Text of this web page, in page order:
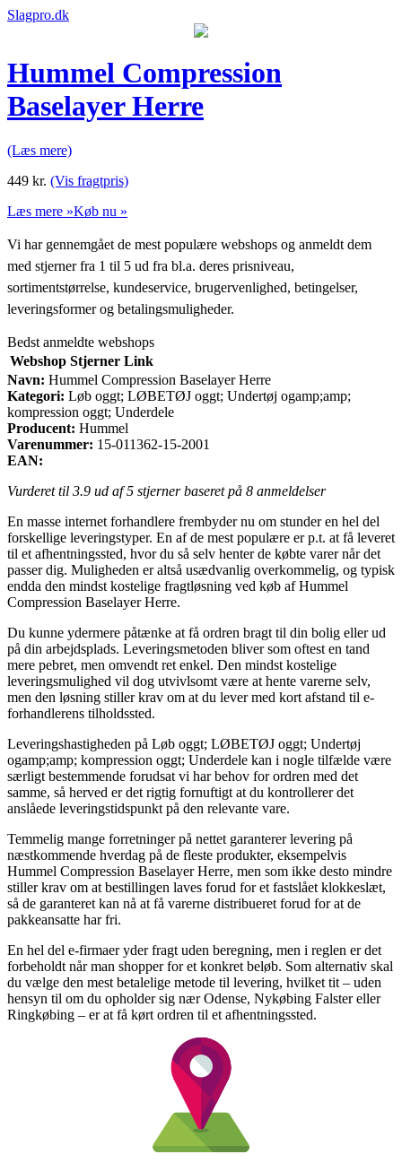
Slagpro.dk
Hummel Compression
Baselayer Herre
(Læs mere)
449 kr. (Vis fragtpris)
Læs mere »Køb nu »
Vi har gennemgået de mest populære webshops og anmeldt dem
med stjerner fra 1 til 5 ud fra bl.a. deres prisniveau,
sortimentstørrelse, kundeservice, brugervenlighed, betingelser,
leveringsformer og betalingsmuligheder.
Bedst anmeldte webshops
Webshop Stjerner Link
Navn: Hummel Compression Baselayer Herre
Kategori: Løb oggt; LØBETØJ oggt; Undertøj ogamp;amp;
kompression oggt; Underdele
Producent: Hummel
Varenummer: 15-011362-15-2001
EAN:
Vurderet til 3.9 ud af 5 stjerner baseret på 8 anmeldelser
En masse internet forhandlere frembyder nu om stunder en hel del
forskellige leveringstyper. En af de mest populære er p.t. at få leveret
til et afhentningssted, hvor du så selv henter de købte varer når det
passer dig. Muligheden er altså usædvanlig overkommelig, og typisk
endda den mindst kostelige fragtløsning ved køb af Hummel
Compression Baselayer Herre.
Du kunne ydermere påtænke at få ordren bragt til din bolig eller ud
på din arbejdsplads. Leveringsmetoden bliver som oftest en tand
mere pebret, men omvendt ret enkel. Den mindst kostelige
leveringsmulighed vil dog utvivlsomt være at hente varerne selv,
men den løsning stiller krav om at du lever med kort afstand til e-
forhandlerens tilholdssted.
Leveringshastigheden på Løb oggt; LØBETØJ oggt; Undertøj
ogamp;amp; kompression oggt; Underdele kan i nogle tilfælde være
særligt bestemmende forudsat vi har behov for ordren med det
samme, så herved er det rigtig fornuftigt at du kontrollerer det
anslåede leveringstidspunkt på den relevante vare.
Temmelig mange forretninger på nettet garanterer levering på
næstkommende hverdag på de fleste produkter, eksempelvis
Hummel Compression Baselayer Herre, men som ikke desto mindre
stiller krav om at bestillingen laves forud for et fastslået klokkeslæt,
så de garanteret kan nå at få varerne distribueret forud for at de
pakkeansatte har fri.
En hel del e-firmaer yder fragt uden beregning, men i reglen er det
forbeholdt når man shopper for et konkret beløb. Som alternativ skal
du vælge den mest betalelige metode til levering, hvilket tit – uden
hensyn til om du opholder sig nær Odense, Nykøbing Falster eller
Ringkøbing – er at få kørt ordren til et afhentningssted.